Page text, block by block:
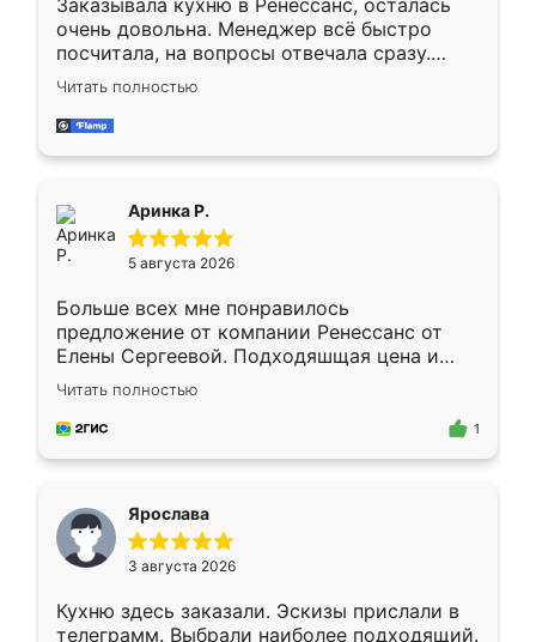
Заказывала кухню в Ренессанс, осталась
очень довольна. Менеджер всё быстро
посчитала, на вопросы отвечала сразу.
Замерщик приехал в субботу, подошёл к
делу со всей ответственностью. Собрали
за день, ребята работали аккуратно, даже
Читать полностью
Аринка Р.
5 августа 2026
Больше всех мне понравилось
предложение от компании Ренессанс от
Елены Сергеевой. Подходяшщая цена и
короткие сроки изготовления. Приехавший
для замера сотрудник Владислав
предложил по моему эскизу самый
Читать полностью
1
Ярослава
3 августа 2026
Кухню здесь заказали. Эскизы прислали в
телеграмм. Выбрали наиболее подходящий.